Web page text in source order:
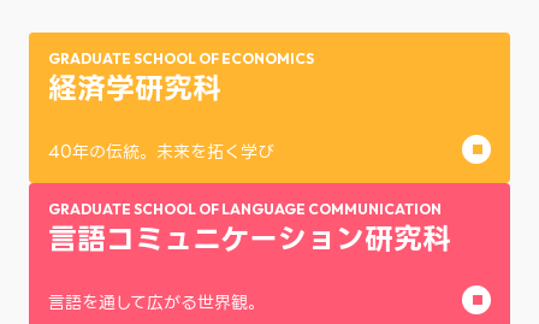
GRADUATE SCHOOL OF ECONOMICS
経済学研究科
40年の伝統。未来を拓く学び
GRADUATE SCHOOL OF LANGUAGE COMMUNICATION
言語コミュニケーション研究科
言語を通して広がる世界観。